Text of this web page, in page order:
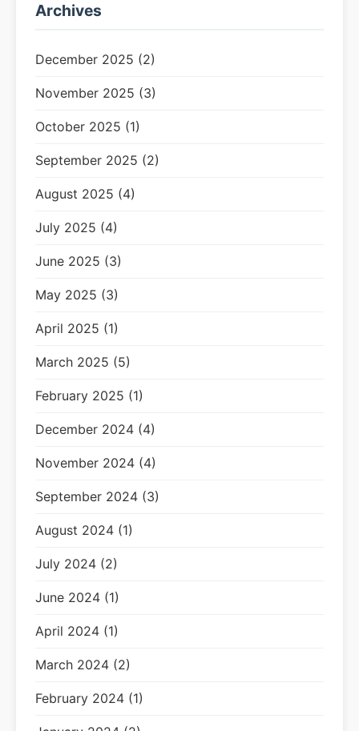
Archives
December 2025 (2)
November 2025 (3)
October 2025 (1)
September 2025 (2)
August 2025 (4)
July 2025 (4)
June 2025 (3)
May 2025 (3)
April 2025 (1)
March 2025 (5)
February 2025 (1)
December 2024 (4)
November 2024 (4)
September 2024 (3)
August 2024 (1)
July 2024 (2)
June 2024 (1)
April 2024 (1)
March 2024 (2)
February 2024 (1)